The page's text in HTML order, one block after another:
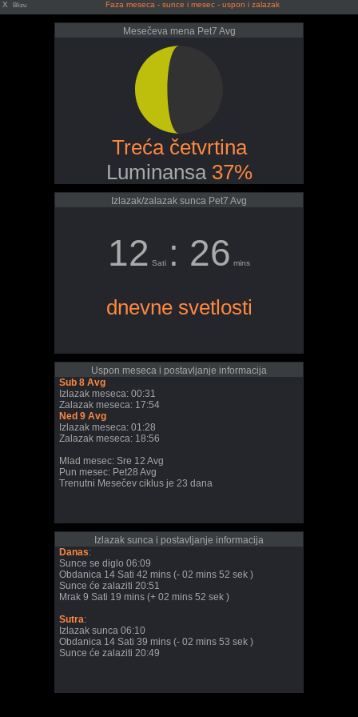
X Blizu Faza meseca - sunce i mesec - uspon i zalazak
Mesečeva mena Pet7 Avg
Treća četvrtina
Luminansa 37%
Izlazak/zalazak sunca Pet7 Avg
12 Sati : 26 mins
dnevne svetlosti
Uspon meseca i postavljanje informacija
Sub 8 Avg
Izlazak meseca: 00:31
Zalazak meseca: 17:54
Ned 9 Avg
Izlazak meseca: 01:28
Zalazak meseca: 18:56
Mlad mesec: Sre 12 Avg
Pun mesec: Pet28 Avg
Trenutni Mesečev ciklus je 23 dana
Izlazak sunca i postavljanje informacija
Danas:
Sunce se diglo 06:09
Obdanica 14 Sati 42 mins (- 02 mins 52 sek )
Sunce će zalaziti 20:51
Mrak 9 Sati 19 mins (+ 02 mins 52 sek )
Sutra:
Izlazak sunca 06:10
Obdanica 14 Sati 39 mins (- 02 mins 53 sek )
Sunce će zalaziti 20:49